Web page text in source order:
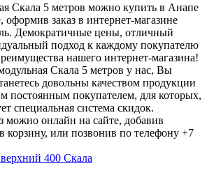
Скала 5 метров можно купить в Анапе
оформив заказ в интернет-магазине
Демократичные цены, отличный
подход к каждому покупателю
нашего интернет-магазина!
Скала 5 метров у нас, Вы
довольны качеством продукции
постоянным покупателем, для которых,
специальная система скидок.
можно онлайн на сайте, добавив
корзину, или позвонив по телефону +7